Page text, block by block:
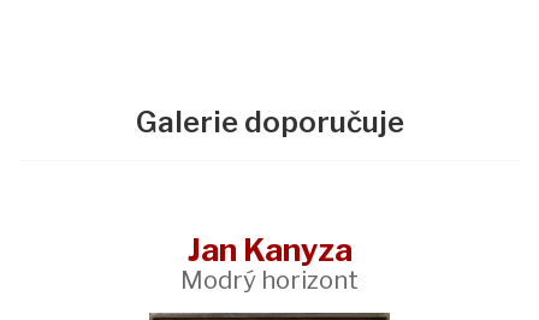
Galerie doporučuje
Jan Kanyza
Modrý horizont